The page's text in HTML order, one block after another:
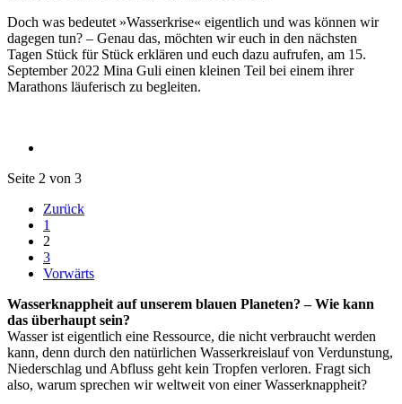
Doch was bedeutet »Wasserkrise« eigentlich und was können wir
dagegen tun? – Genau das, möchten wir euch in den nächsten
Tagen Stück für Stück erklären und euch dazu aufrufen, am 15.
September 2022 Mina Guli einen kleinen Teil bei einem ihrer
Marathons läuferisch zu begleiten.
Seite 2 von 3
Zurück
1
2
3
Vorwärts
Wasserknappheit auf unserem blauen Planeten? – Wie kann
das überhaupt sein?
Wasser ist eigentlich eine Ressource, die nicht verbraucht werden
kann, denn durch den natürlichen Wasserkreislauf von Verdunstung,
Niederschlag und Abfluss geht kein Tropfen verloren. Fragt sich
also, warum sprechen wir weltweit von einer Wasserknappheit?